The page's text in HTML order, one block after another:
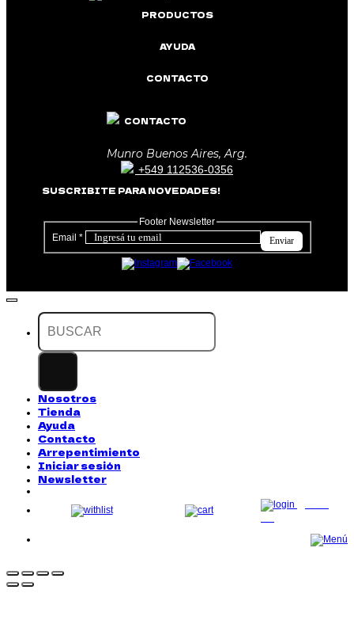
PRODUCTOS
AYUDA
CONTACTO
CONTACTO
Munro Buenos Aires, Arg.
+549 112536-0356
SUSCRIBITE PARA NOVEDADES!
Footer Newsletter
Email * Enviar
Buscar
por:
Nosotros
Tienda
Ayuda
Contacto
Arrepentimiento
Iniciar sesión
Newsletter